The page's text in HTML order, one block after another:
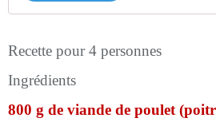
Recette pour 4 personnes
Ingrédients
800 g de viande de poulet